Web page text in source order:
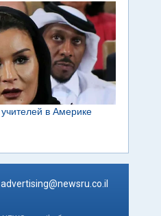
advertising@newsru.co.il